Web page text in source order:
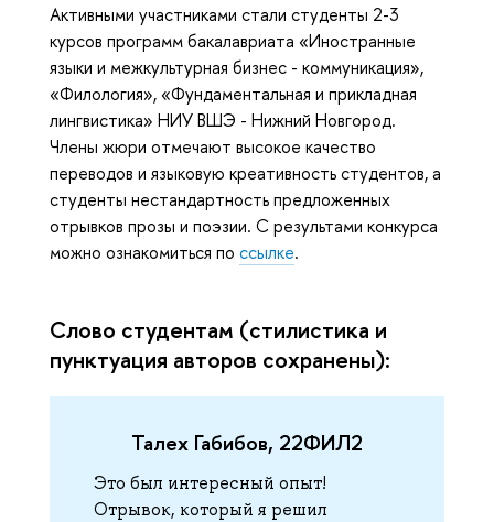
Активными участниками стали студенты 2-3
курсов программ бакалавриата «Иностранные
языки и межкультурная бизнес - коммуникация»,
«Филология», «Фундаментальная и прикладная
лингвистика» НИУ ВШЭ - Нижний Новгород.
Члены жюри отмечают высокое качество
переводов и языковую креативность студентов, а
студенты нестандартность предложенных
отрывков прозы и поэзии. С результами конкурса
можно ознакомиться по ссылке.
Слово студентам (стилистика и
пунктуация авторов сохранены):
Талех Габибов, 22ФИЛ2
Это был интересный опыт!
Отрывок, который я решил